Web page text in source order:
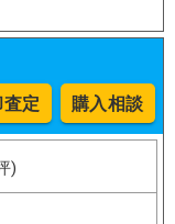
定 購入相談
)